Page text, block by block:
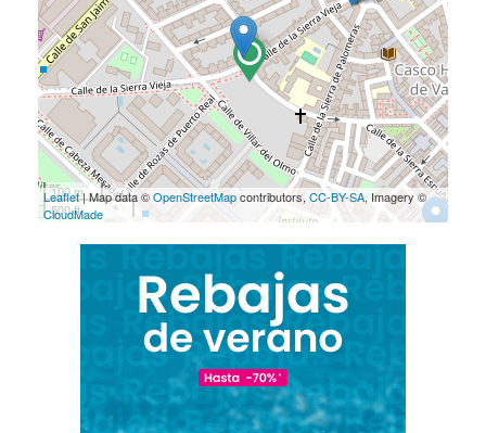
100 m
500 ft
Leaflet| Map data ©OpenStreetMapcontributors, CC-BY-SA, Imagery ©
CloudMade